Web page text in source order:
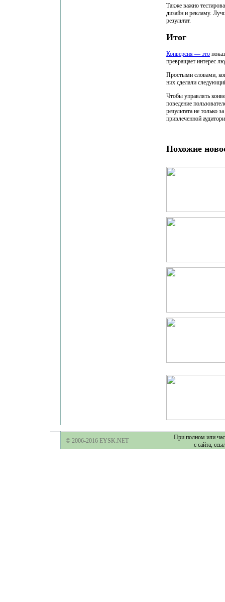
Также важно
дизайн и рекламу.
результат.
Итог
Конверсия — это
превращает интерес
Простыми словами,
них сделали
Чтобы управлять
поведение
результата не только
привлеченной
Похожие
© 2006-2016 EYSK.NET
При полном или
с сайта,